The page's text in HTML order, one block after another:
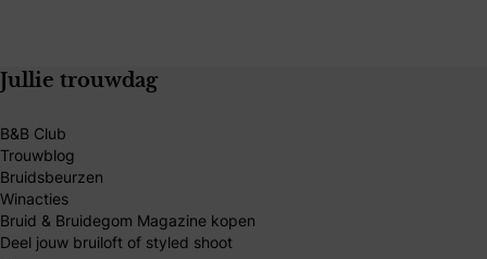
Jullie trouwdag
B&B Club
Trouwblog
Bruidsbeurzen
Winacties
Bruid & Bruidegom Magazine kopen
Deel jouw bruiloft of styled shoot